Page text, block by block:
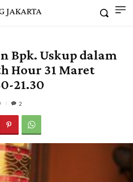
JAKARTA
Bpk. Uskup dalam
Hour 31 Maret
21.30
2